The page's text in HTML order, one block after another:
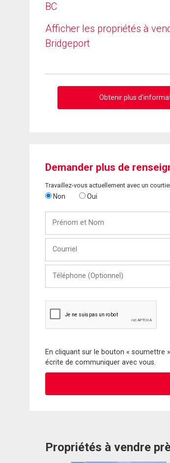
BC
Afficher les propriétés à
Bridgeport
Obtenir plus
Demander plus de
Travaillez-vous actuellement avec un
Non Oui
Nom
(Optionnel)
En cliquant sur le bouton «
écrite de communiquer avec vous.
Propriétés à vendre